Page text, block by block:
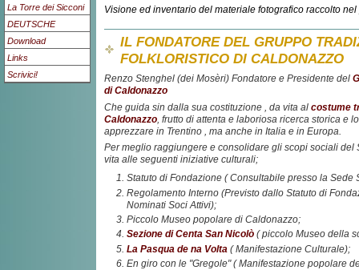
La Torre dei Sicconi
DEUTSCHE
Download
Links
Scrivici!
Visione ed inventario del materiale fotografico raccolto
IL FONDATORE DEL GRUPPO
FOLKLORISTICO DI CALDONAZZO
Renzo Stenghel (dei Mosèri) Fondatore e Presidente del
di Caldonazzo
Che guida sin dalla sua costituzione , da vita al costume
Caldonazzo , frutto di attenta e laboriosa ricerca storica e
apprezzare in Trentino , ma anche in Italia e in Europa.
Per meglio raggiungere e consolidare gli scopi sociali del
vita alle seguenti iniziative culturali;
Statuto di Fondazione ( Consultabile presso la Sede
Regolamento Interno (Previsto dallo Statuto di
Nominati Soci Attivi);
Piccolo Museo popolare di Caldonazzo;
Sezione di Centa San Nicolò( piccolo Museo della
La Pasqua de na Volta ( Manifestazione Culturale);
En giro con le "Gregole" ( Manifestazione popolare